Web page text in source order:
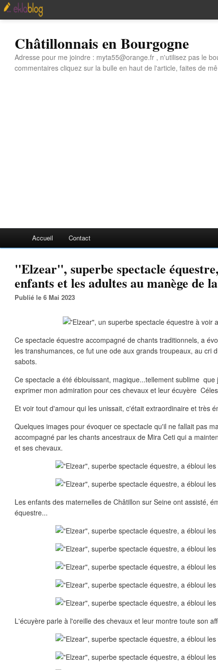
Châtillonnais en Bourgogne
Adresse pour me joindre : myta55@orange.fr , n'utilisez pas le
commentaires cliquez sur la bulle en haut de l'article, faites de
Accueil Contact
"Elzear", superbe spectacle
enfants et les adultes au manège de
Publié le 6 Mai 2023
Ce spectacle équestre accompagné de chants traditionnels, a
les transhumances, ce fut une ode aux grands troupeaux, au cri
sabots.
Ce spectacle a été éblouissant, magique...tellement sublime
exprimer mon admiration pour ces chevaux et leur écuyère
Et voir tout d'amour qui les unissait, c'était extraordinaire et très
Quelques images pour évoquer ce spectacle qu'il ne fallait pas
accompagné par les chants ancestraux de Mira Ceti qui a
et ses chevaux.
Les enfants des maternelles de Châtillon sur Seine ont assisté,
équestre...
L'écuyère parle à l'oreille des chevaux et leur montre toute son